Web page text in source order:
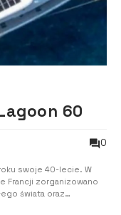
Urodzinowy prezent – Lagoon 60
0
swoje 40-lecie. W
Francji zorganizowano
świata oraz